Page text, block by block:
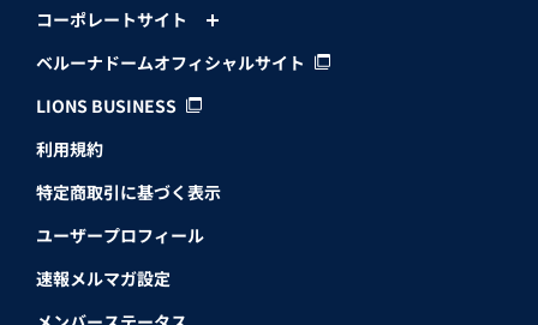
コーポレートサイト
ベルーナドームオフィシャルサイト
LIONS BUSINESS
利用規約
特定商取引に基づく表示
ユーザープロフィール
速報メルマガ設定